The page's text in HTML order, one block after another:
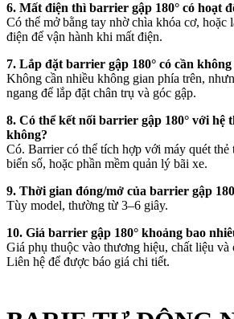
6. Mất điện thì barrier gập 180° có hoạt
Có thể mở bằng tay nhờ chìa khóa cơ, hoặc
điện để vận hành khi mất điện.
7. Lắp đặt barrier gập 180° có cần
Không cần nhiều không gian phía trên,
ngang để lắp đặt chân trụ và góc gập.
8. Có thể kết nối barrier gập 180° với hệ
không?
Có. Barrier có thể tích hợp với máy quét thẻ
biển số, hoặc phần mềm quản lý bãi xe.
9. Thời gian đóng/mở của barrier gập
Tùy model, thường từ 3–6 giây.
10. Giá barrier gập 180° khoảng bao
Giá phụ thuộc vào thương hiệu, chất liệu và
Liên hệ để được báo giá chi tiết.